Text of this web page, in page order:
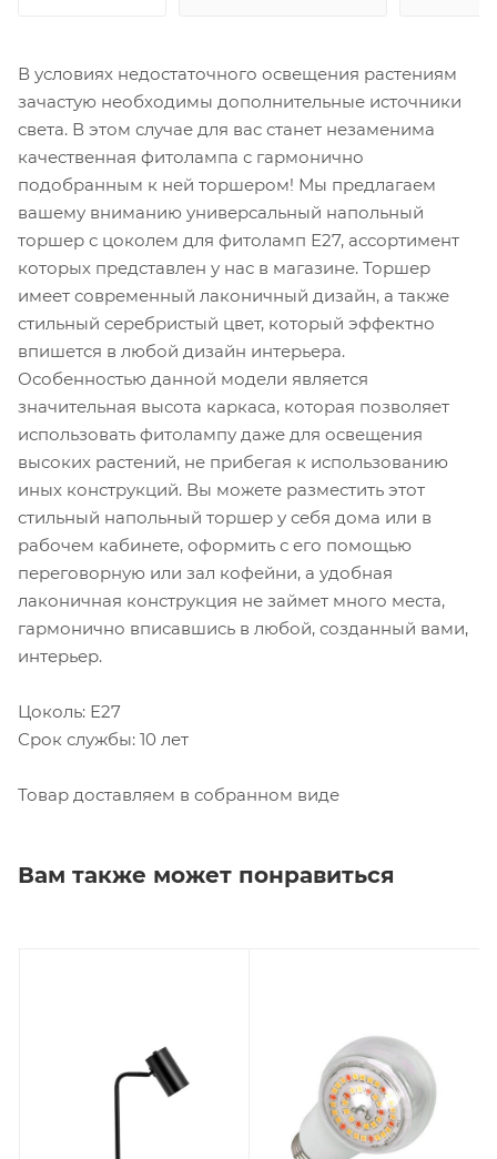
В условиях недостаточного освещения растениям
зачастую необходимы дополнительные источники
света. В этом случае для вас станет незаменима
качественная фитолампа с гармонично
подобранным к ней торшером! Мы предлагаем
вашему вниманию универсальный напольный
торшер с цоколем для фитоламп Е27, ассортимент
которых представлен у нас в магазине. Торшер
имеет современный лаконичный дизайн, а также
стильный серебристый цвет, который эффектно
впишется в любой дизайн интерьера.
Особенностью данной модели является
значительная высота каркаса, которая позволяет
использовать фитолампу даже для освещения
высоких растений, не прибегая к использованию
иных конструкций. Вы можете разместить этот
стильный напольный торшер у себя дома или в
рабочем кабинете, оформить с его помощью
переговорную или зал кофейни, а удобная
лаконичная конструкция не займет много места,
гармонично вписавшись в любой, созданный вами,
интерьер.
Цоколь: Е27
Срок службы: 10 лет
Товар доставляем в собранном виде
Вам также может понравиться